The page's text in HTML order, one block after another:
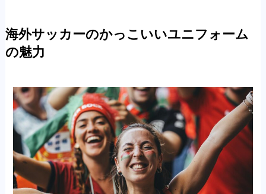
海外サッカーのかっこいいユニフォーム
の魅力